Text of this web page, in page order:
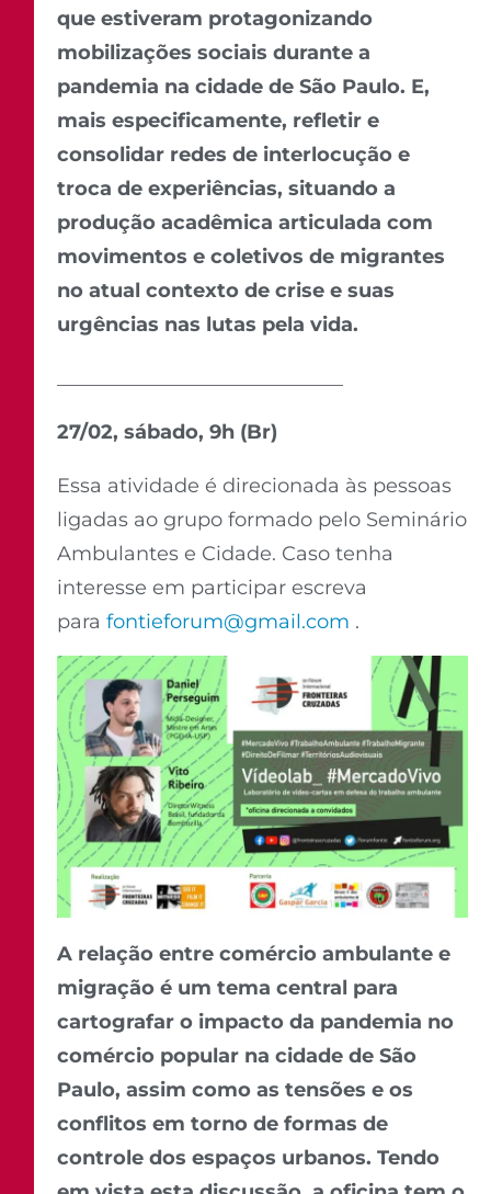
que estiveram protagonizando
mobilizações sociais durante a
pandemia na cidade de São Paulo. E,
mais especificamente, refletir e
consolidar redes de interlocução e
troca de experiências, situando a
produção acadêmica articulada com
movimentos e coletivos de migrantes
no atual contexto de crise e suas
urgências nas lutas pela vida.
27/02, sábado, 9h (Br)
Essa atividade é direcionada às pessoas
ligadas ao grupo formado pelo Seminário
Ambulantes e Cidade. Caso tenha
interesse em participar escreva
parafontieforum@gmail.com .
A relação entre comércio ambulante e
migração é um tema central para
cartografar o impacto da pandemia no
comércio popular na cidade de São
Paulo, assim como as tensões e os
conflitos em torno de formas de
controle dos espaços urbanos. Tendo